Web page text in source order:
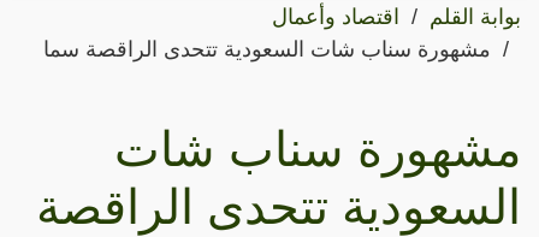
بوابة القلم
اقتصاد وأعمال
مشهورة سناب شات السعودية تتحدى الراقصة سما
مشهورة سناب شات
السعودية تتحدى الراقصة